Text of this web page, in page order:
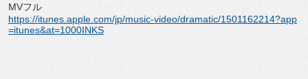
MVフル
https://itunes.apple.com/jp/music-video/dramatic/1501162214?app
=itunes&at=1000INKS